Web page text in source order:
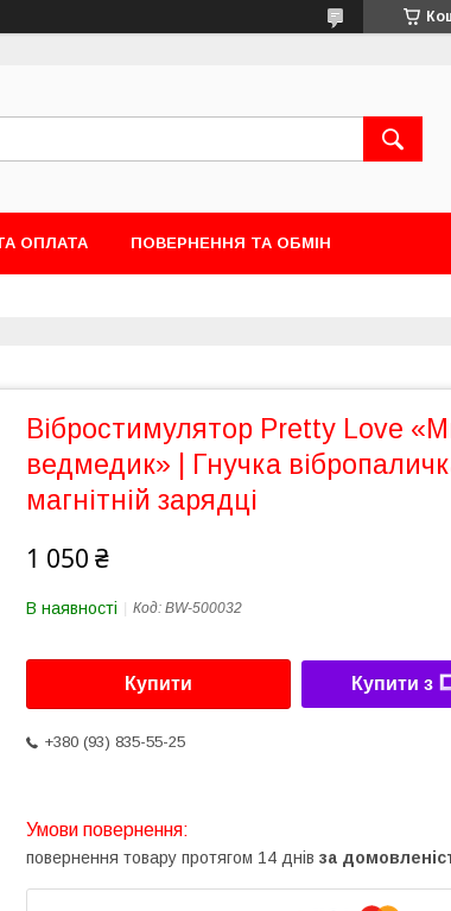
ОПЛАТА ПОВЕРНЕННЯ ТА ОБМІН
Вібростимулятор Pretty Love
ведмедик» | Гнучка
магнітній зарядці
1 050 ₴
В наявності Код: BW-500032
Купити Купити з
+380 (93) 835-55-25
повернення товару протягом 14 днів за